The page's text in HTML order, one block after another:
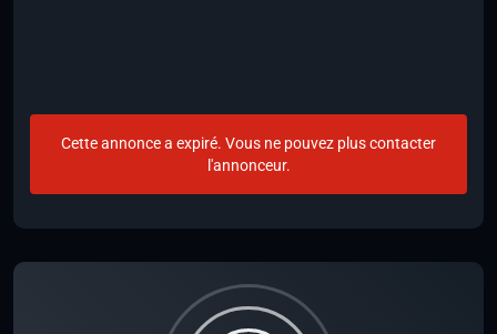
Cette annonce a expiré. Vous ne pouvez plus contacter
l'annonceur.